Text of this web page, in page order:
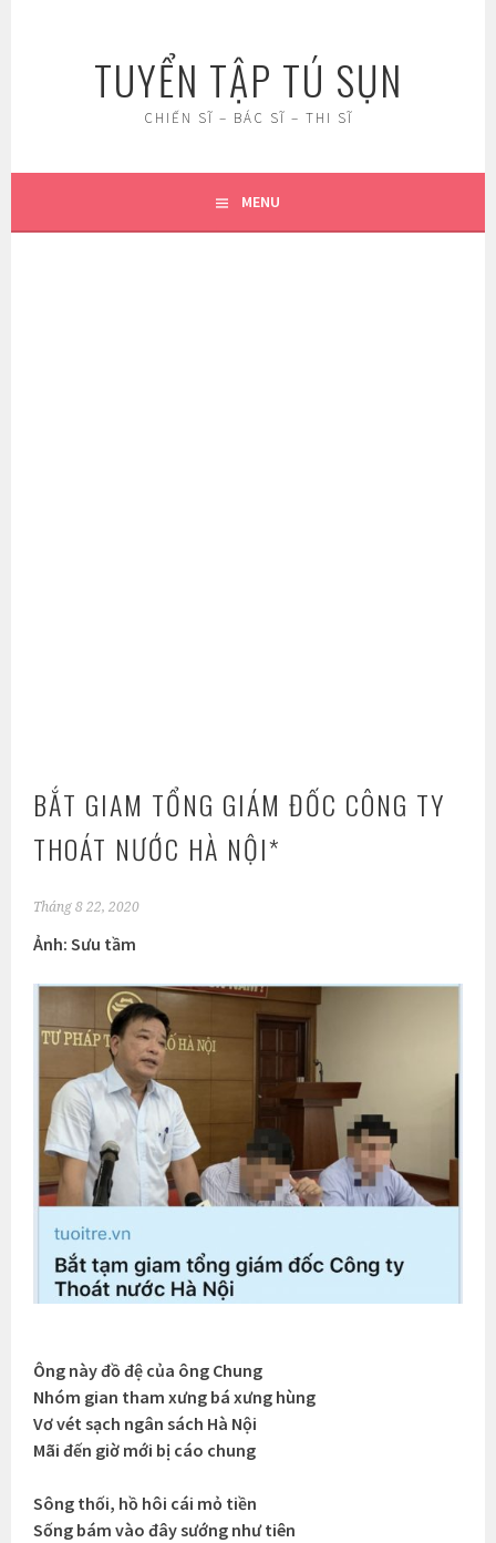
TUYỂN TẬP TÚ SỤN
CHIẾN SĨ – BÁC SĨ – THI SĨ
MENU
BẮT GIAM TỔNG GIÁM ĐỐC CÔNG TY
THOÁT NƯỚC HÀ NỘI*
Tháng 8 22, 2020
Ảnh: Sưu tầm
Ông này đồ đệ của ông Chung
Nhóm gian tham xưng bá xưng hùng
Vơ vét sạch ngân sách Hà Nội
Mãi đến giờ mới bị cáo chung
Sông thối, hồ hôi cái mỏ tiền
Sống bám vào đây sướng như tiên